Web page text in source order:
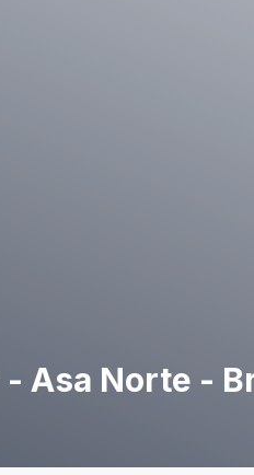
Asa Norte -